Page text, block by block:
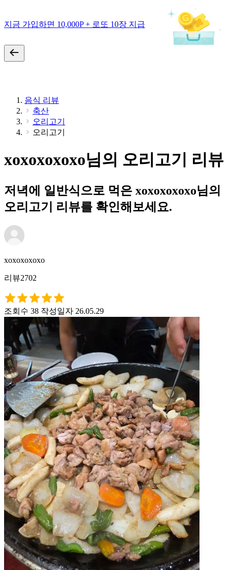
지금 가입하면 10,000P + 로또 10장 지급
음식 리뷰
축산
오리고기
오리고기
xoxoxoxoxo님의 오리고기 리뷰
저녁에 일반식으로 먹은 xoxoxoxoxo님의
오리고기 리뷰를 확인해보세요.
xoxoxoxoxo
리뷰2702
조회수 38 작성일자 26.05.29